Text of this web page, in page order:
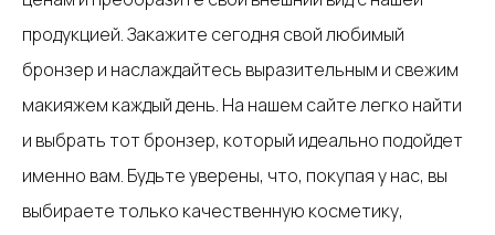
продукцией. Закажите сегодня свой любимый
бронзер и наслаждайтесь выразительным и свежим
макияжем каждый день. На нашем сайте легко найти
и выбрать тот бронзер, который идеально подойдет
именно вам. Будьте уверены, что, покупая у нас, вы
выбираете только качественную косметику,